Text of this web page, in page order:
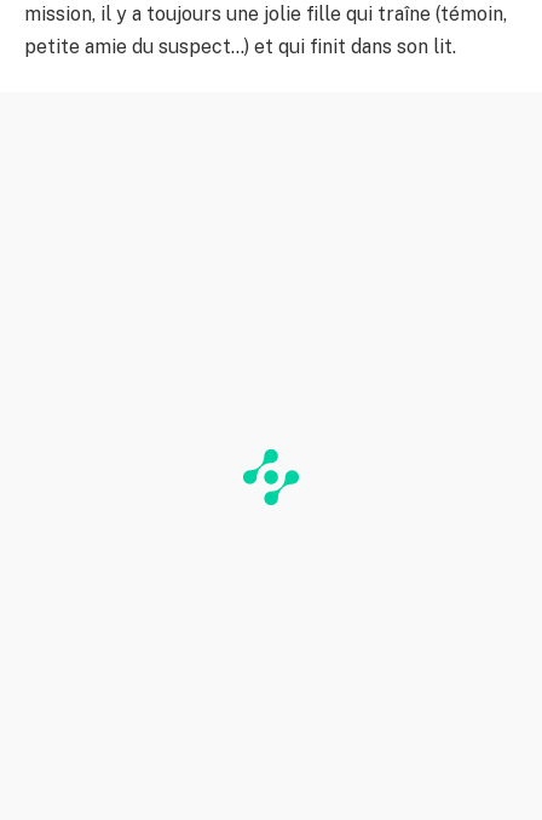
mission, il y a toujours une jolie fille qui traîne (témoin,
petite amie du suspect…) et qui finit dans son lit.